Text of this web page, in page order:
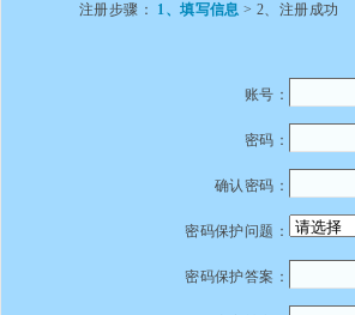
注册步骤： 1、填写信息 > 2、注册成功
账号：
密码：
确认密码：
密码保护问题：
密码保护答案：